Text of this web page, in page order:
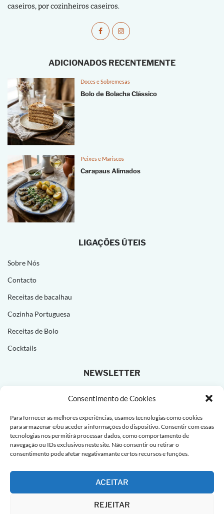
Consentimento de Cookies
Para fornecer as melhores experiências, usamos tecnologias como cookies
para armazenar e/ou aceder a informações do dispositivo. Consentir com essas
tecnologias nos permitirá processar dados, como comportamento de
navegação ou IDs exclusivos neste site. Não consentir ou retirar o
consentimento pode afetar negativamante certos recursos e funções.
ACEITAR
REJEITAR
caseiros, por cozinheiros caseiros.
ADICIONADOS RECENTEMENTE
Doces e Sobremesas
Bolo de Bolacha Clássico
Peixes e Mariscos
Carapaus Alimados
LIGAÇÕES ÚTEIS
Sobre Nós
Contacto
Receitas de bacalhau
Cozinha Portuguesa
Receitas de Bolo
Cocktails
NEWSLETTER
Subscreva e receba novas receitas todas as semanas!